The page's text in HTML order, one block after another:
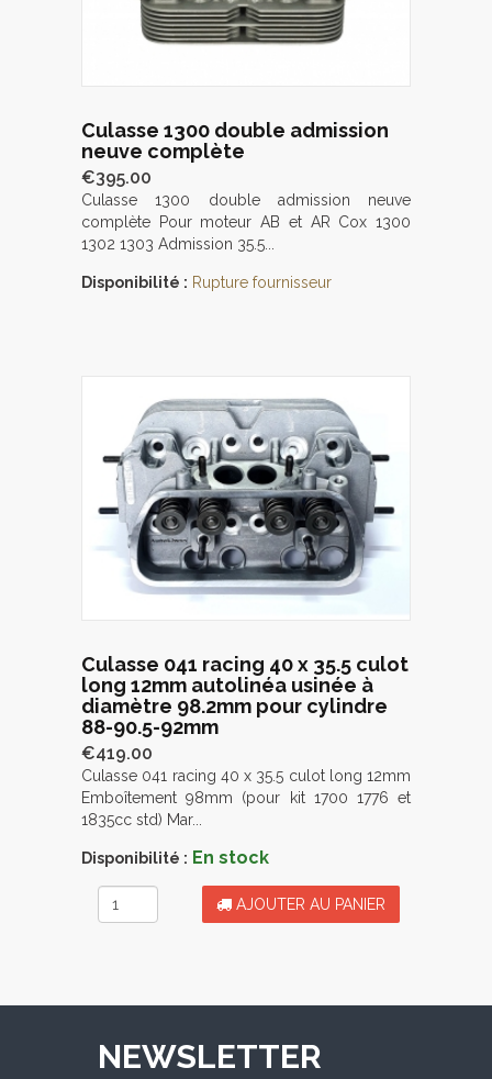
Culasse 1300 double admission
neuve complète
€395.00
Culasse 1300 double admission neuve
complète Pour moteur AB et AR Cox 1300
1302 1303 Admission 35.5...
Disponibilité : Rupture fournisseur
Culasse 041 racing 40 x 35.5 culot
long 12mm autolinéa usinée à
diamètre 98.2mm pour cylindre
88-90.5-92mm
€419.00
Culasse 041 racing 40 x 35.5 culot long 12mm
Emboîtement 98mm (pour kit 1700 1776 et
1835cc std) Mar...
Disponibilité : En stock
AJOUTER AU PANIER
NEWSLETTER